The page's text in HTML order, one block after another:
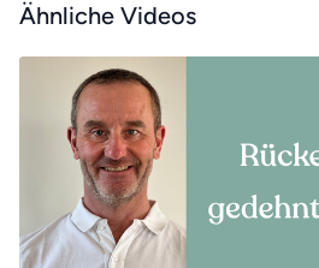
Ähnliche Videos